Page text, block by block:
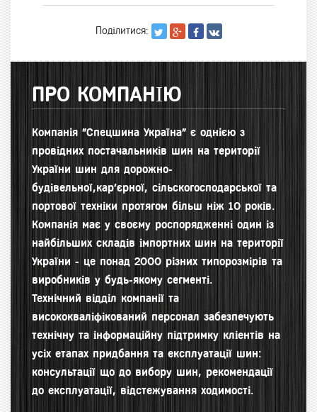
Поділитися:
ПРО КОМПАНІЮ
Компанія "Спецшина Україна" є однією з
провідних постачальників шин на території
України шин для дорожно-
будівельної,кар'єрної, сільскогосподарської та
портової техніки протягом більш ніж 10 років.
Компанія має у своєму роспорядженні один із
найбільших складів імпортних шин на території
України - це понад 2000 різних типорозмірів та
виробників у будь-якому сегменті.
Технічний відділ компанії та
висококваліфікований персонал забезпечують
технічну та інформаційну підтримку кліентів на
усіх етапах придбання та експлуатації шин:
консультації що до вибору шин, рекомендації
до експлуатації, відстежування ходимості.